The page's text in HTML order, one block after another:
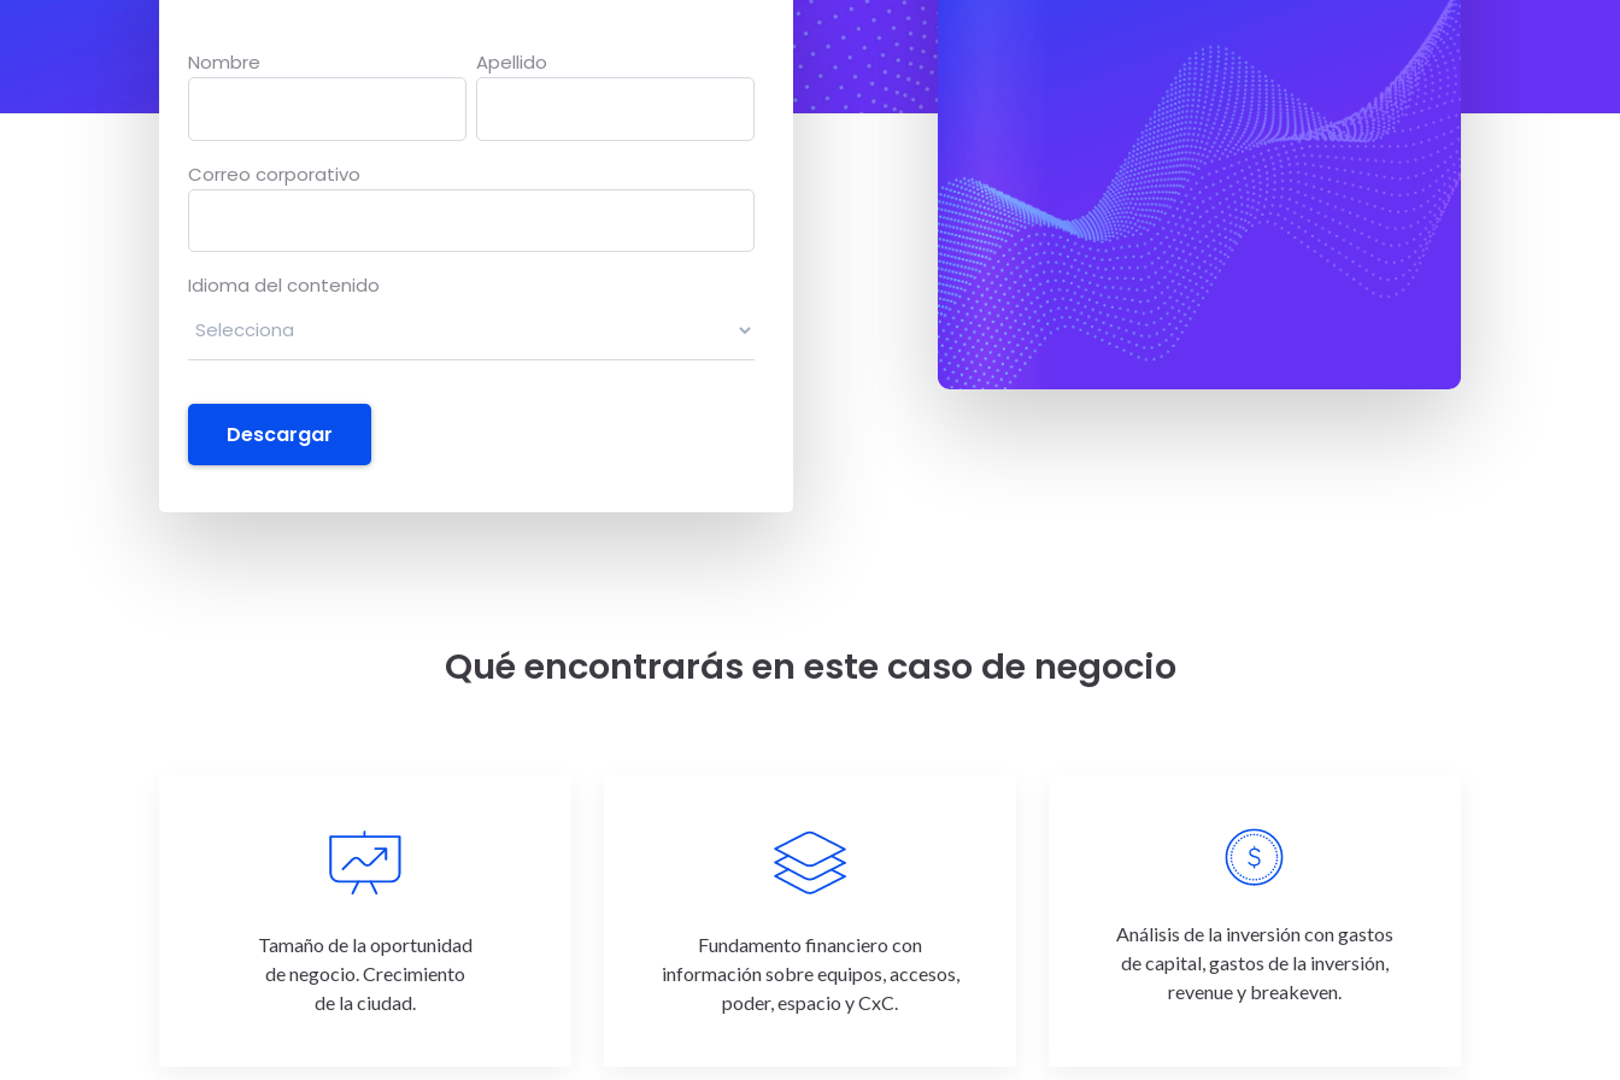
Nombre Apellido
Correo corporativo
Idioma del contenido
Qué encontrarás en este caso de negocio
Tamaño de la oportunidad
de negocio. Crecimiento
de la ciudad.
Fundamento financiero con
información sobre equipos, accesos,
poder, espacio y CxC.
Análisis de la inversión con gastos
de capital, gastos de la inversión,
revenue y breakeven.